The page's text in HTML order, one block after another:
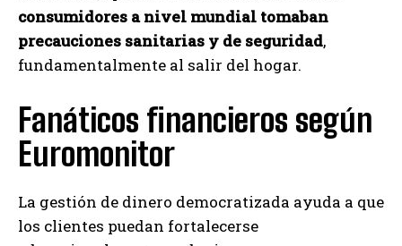
consumidores a nivel mundial tomaban
precauciones sanitarias y de seguridad,
fundamentalmente al salir del hogar.
Fanáticos financieros según
Euromonitor
La gestión de dinero democratizada ayuda a que
los clientes puedan fortalecerse